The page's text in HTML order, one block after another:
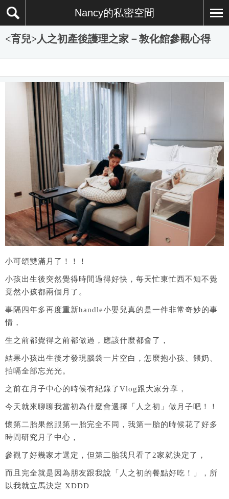
Nancy的私密空間
<育兒>人之初產後護理之家－敦化館參觀心得
小可頌雙滿月了！！！
小孩出生後突然覺得時間過得好快，每天忙東忙西不知不覺
竟然小孩都兩個月了。
事隔四年多再度重新handle小嬰兒真的是一件非常奇妙的事
情，
生之前都覺得之前都做過，應該什麼都會了，
結果小孩出生後才發現腦袋一片空白，怎麼抱小孩、餵奶、
拍嗝全部忘光光。
之前在月子中心的時候有紀錄了Vlog跟大家分享，
今天就來聊聊我當初為什麼會選擇「人之初」做月子吧！！
懷第二胎果然跟第一胎完全不同，我第一胎的時候花了好多
時間研究月子中心，
參觀了好幾家才選定，但第二胎我只看了2家就決定了，
而且完全就是因為朋友跟我說「人之初的餐點好吃！」，所
以我就立馬決定 XDDD